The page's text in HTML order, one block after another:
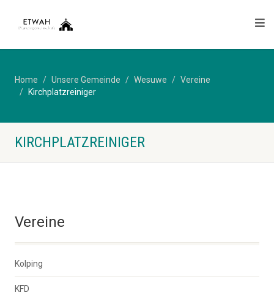
Home Unsere Gemeinde Wesuwe
Vereine
Kirchplatzreiniger
KIRCHPLATZREINIGER
Vereine
Kolping
KFD